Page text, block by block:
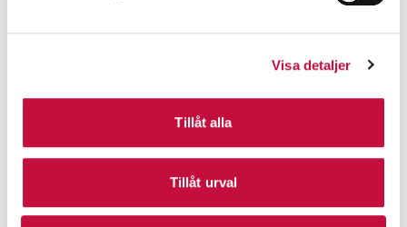
Visa detaljer
Tillåt alla
Tillåt urval